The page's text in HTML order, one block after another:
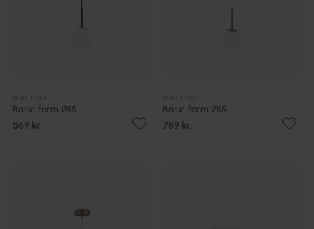
Basic form Ø15
569 kr.
Basic form Ø15
789 kr.